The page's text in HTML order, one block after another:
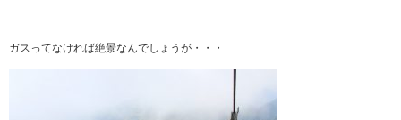
ガスってなければ絶景なんでしょうが・・・